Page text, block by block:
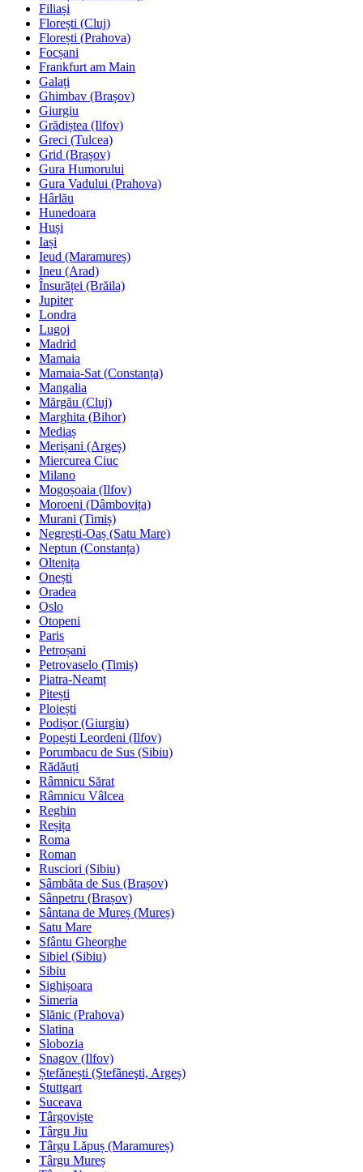
Filiași
Florești (Cluj)
Florești (Prahova)
Focșani
Frankfurt am Main
Galați
Ghimbav (Brașov)
Giurgiu
Grădiștea (Ilfov)
Greci (Tulcea)
Grid (Brașov)
Gura Humorului
Gura Vadului (Prahova)
Hârlău
Hunedoara
Huși
Iași
Ieud (Maramureș)
Ineu (Arad)
Însurăței (Brăila)
Jupiter
Londra
Lugoj
Madrid
Mamaia
Mamaia-Sat (Constanța)
Mangalia
Mărgău (Cluj)
Marghita (Bihor)
Mediaș
Merișani (Argeș)
Miercurea Ciuc
Milano
Mogoșoaia (Ilfov)
Moroeni (Dâmbovița)
Murani (Timiș)
Negrești-Oaș (Satu Mare)
Neptun (Constanța)
Oltenița
Onești
Oradea
Oslo
Otopeni
Paris
Petroșani
Petrovaselo (Timiș)
Piatra-Neamț
Pitești
Ploiești
Podișor (Giurgiu)
Popești Leordeni (Ilfov)
Porumbacu de Sus (Sibiu)
Rădăuți
Râmnicu Sărat
Râmnicu Vâlcea
Reghin
Reșița
Roma
Roman
Rusciori (Sibiu)
Sâmbăta de Sus (Brașov)
Sânpetru (Brașov)
Sântana de Mureș (Mureș)
Satu Mare
Sfântu Gheorghe
Sibiel (Sibiu)
Sibiu
Sighișoara
Simeria
Slănic (Prahova)
Slatina
Slobozia
Snagov (Ilfov)
Ștefănești (Ştefãneşti, Argeș)
Stuttgart
Suceava
Târgoviște
Târgu Jiu
Târgu Lăpuș (Maramureș)
Târgu Mureș